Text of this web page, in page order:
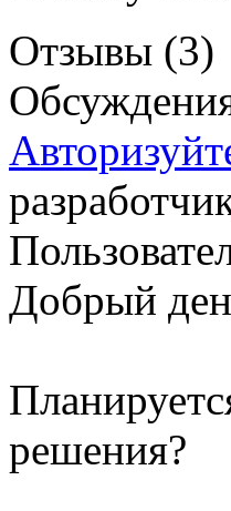
Отзывы (3)
Добрый
решения?